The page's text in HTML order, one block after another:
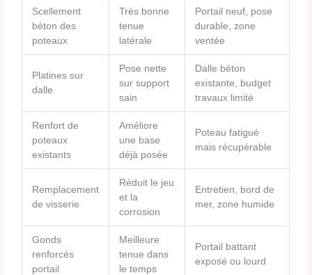
Scellement
béton des
poteaux
Très bonne
tenue
latérale
Portail neuf, pose
durable, zone
ventée
Platines sur
dalle
Pose nette
sur support
sain
Dalle béton
existante, budget
travaux limité
Renfort de
poteaux
existants
Améliore
une base
déjà posée
Poteau fatigué
mais récupérable
Remplacement
de visserie
Réduit le jeu
et la
corrosion
Entretien, bord de
mer, zone humide
Gonds
renforcés
portail
Meilleure
tenue dans
le temps
Portail battant
exposé ou lourd